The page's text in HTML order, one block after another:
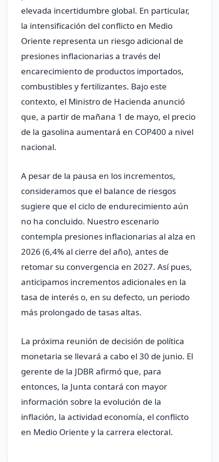
elevada incertidumbre global. En particular,
la intensificación del conflicto en Medio
Oriente representa un riesgo adicional de
presiones inflacionarias a través del
encarecimiento de productos importados,
combustibles y fertilizantes. Bajo este
contexto, el Ministro de Hacienda anunció
que, a partir de mañana 1 de mayo, el precio
de la gasolina aumentará en COP400 a nivel
nacional.
A pesar de la pausa en los incrementos,
consideramos que el balance de riesgos
sugiere que el ciclo de endurecimiento aún
no ha concluido. Nuestro escenario
contempla presiones inflacionarias al alza en
2026 (6,4% al cierre del año), antes de
retomar su convergencia en 2027. Así pues,
anticipamos incrementos adicionales en la
tasa de interés o, en su defecto, un periodo
más prolongado de tasas altas.
La próxima reunión de decisión de política
monetaria se llevará a cabo el 30 de junio. El
gerente de la JDBR afirmó que, para
entonces, la Junta contará con mayor
información sobre la evolución de la
inflación, la actividad economía, el conflicto
en Medio Oriente y la carrera electoral.